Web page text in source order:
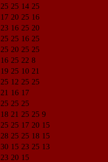
25 25 14 25
17 20 25 16
23 16 25 20
25 25 16 25
25 20 25 25
16 25 22 8
19 25 10 21
25 12 25 25
21 16 17
25 25 25
18 21 25 25 9
25 25 17 20 15
28 25 25 18 15
30 15 23 25 13
23 20 15